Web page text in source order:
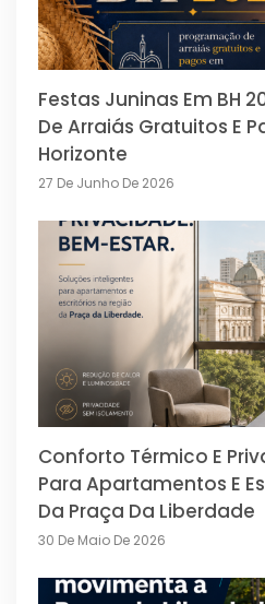
Festas Juninas Em BH
De Arraiás Gratuitos E
Horizonte
27 De Junho De 2026
Conforto Térmico E
Para Apartamentos E
Da Praça Da Liberdade
30 De Maio De 2026